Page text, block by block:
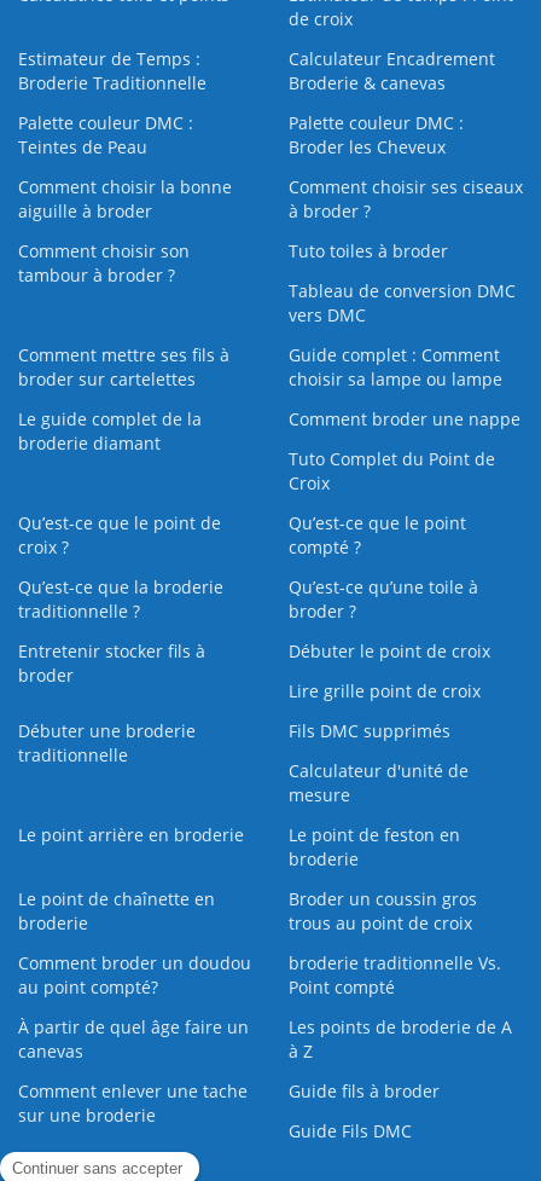
de croix
Estimateur de Temps :
Broderie Traditionnelle
Calculateur Encadrement
Broderie & canevas
Palette couleur DMC :
Teintes de Peau
Palette couleur DMC :
Broder les Cheveux
Comment choisir la bonne
aiguille à broder
Comment choisir ses ciseaux
à broder ?
Comment choisir son
tambour à broder ?
Tuto toiles à broder
Tableau de conversion DMC
vers DMC
Comment mettre ses fils à
broder sur cartelettes
Guide complet : Comment
choisir sa lampe ou lampe
Le guide complet de la
broderie diamant
Comment broder une nappe
Tuto Complet du Point de
Croix
Qu’est-ce que le point de
croix ?
Qu’est-ce que le point
compté ?
Qu’est-ce que la broderie
traditionnelle ?
Qu’est‑ce qu’une toile à
broder ?
Entretenir stocker fils à
broder
Débuter le point de croix
Lire grille point de croix
Débuter une broderie
traditionnelle
Fils DMC supprimés
Calculateur d'unité de
mesure
Le point arrière en broderie
Le point de feston en
broderie
Le point de chaînette en
broderie
Broder un coussin gros
trous au point de croix
Comment broder un doudou
au point compté?
broderie traditionnelle Vs.
Point compté
À partir de quel âge faire un
canevas
Les points de broderie de A
à Z
Comment enlever une tache
sur une broderie
Guide fils à broder
Guide Fils DMC
Guide de la Broderie